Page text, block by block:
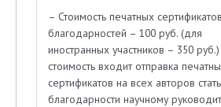
– Стоимость печатных
благодарностей – 100 руб. (для
иностранных участников – 350
стоимость входит отправка
сертификатов на всех авторов
благодарности научному